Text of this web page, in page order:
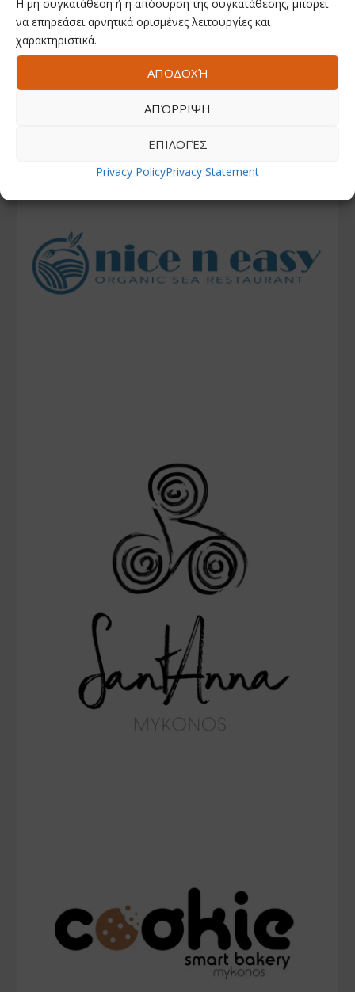
Η μη συγκατάθεση ή η απόσυρση της συγκατάθεσης, μπορεί
να επηρεάσει αρνητικά ορισμένες λειτουργίες και
χαρακτηριστικά.
ΑΠΟΔΟΧΉ
ΑΠΌΡΡΙΨΗ
ΕΠΙΛΟΓΈΣ
Privacy PolicyPrivacy Statement